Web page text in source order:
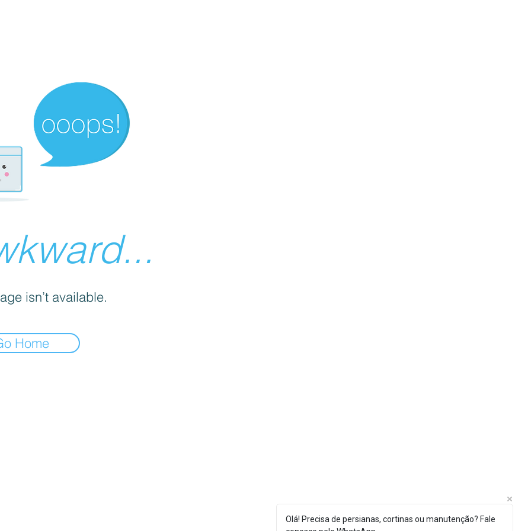
isn’t available.
Home
Olá! Precisa de persianas, cortinas ou manutenção? Fale